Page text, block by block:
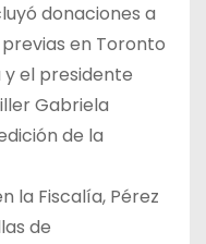
donaciones a
en Toronto
el presidente
Gabriela
de la
la Fiscalía, Pérez
de